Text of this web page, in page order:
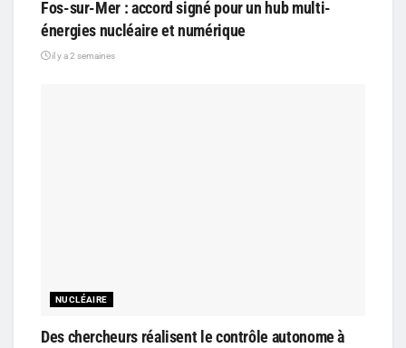
Fos-sur-Mer : accord signé pour un hub multi-
énergies nucléaire et numérique
il y a 2 semaines
NUCLÉAIRE
Des chercheurs réalisent le contrôle autonome à